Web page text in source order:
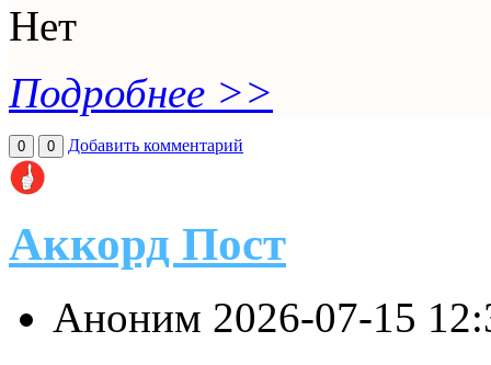
Нет
Подробнее >>
0 0 Добавить комментарий
Аккорд Пост
Аноним 2026-07-15